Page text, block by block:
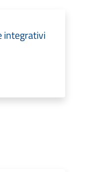
integrativi